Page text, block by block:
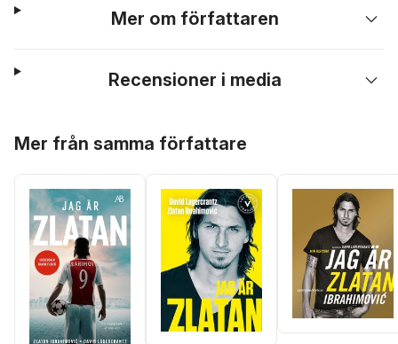
Mer om författaren
Recensioner i media
Mer från samma författare